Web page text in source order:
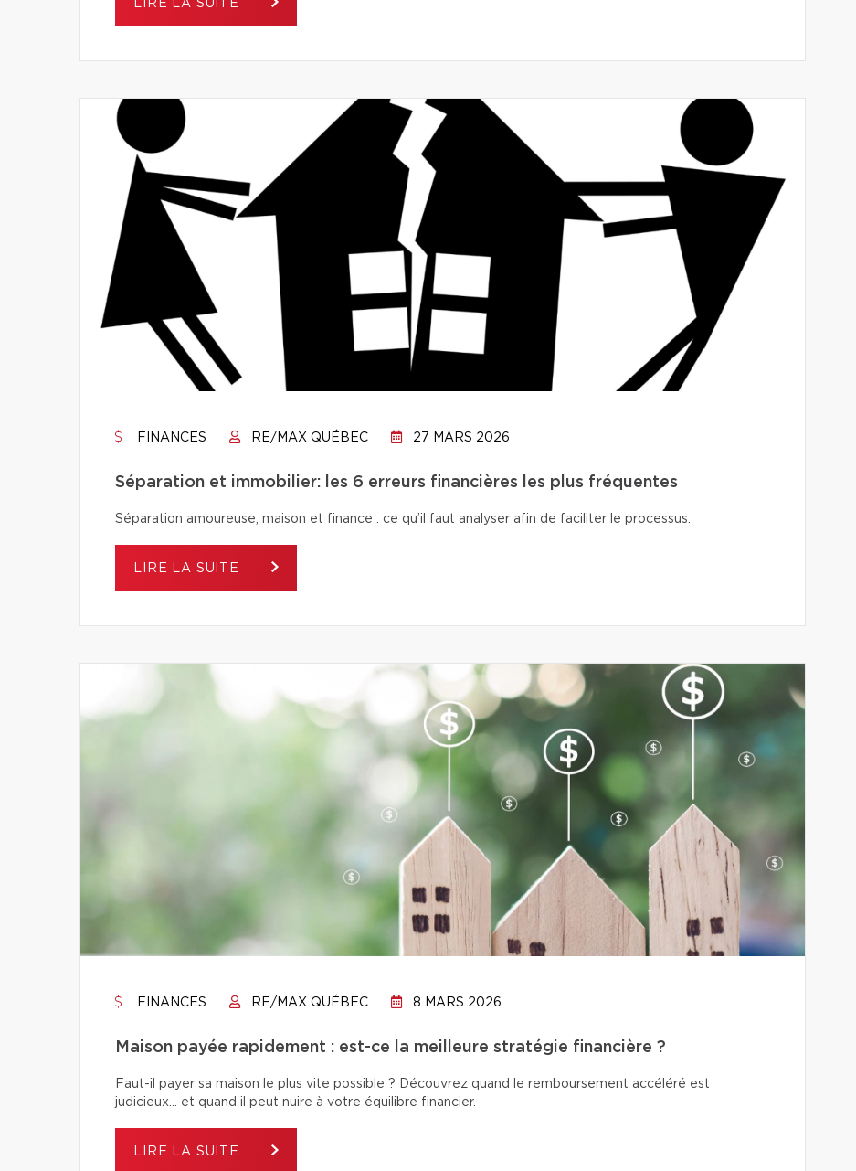
LIRE LA SUITE
FINANCES RE/MAX QUÉBEC 27 MARS 2026
Séparation et immobilier: les 6 erreurs financières les plus fréquentes
Séparation amoureuse, maison et finance : ce qu’il faut analyser afin de faciliter le processus.
LIRE LA SUITE
FINANCES RE/MAX QUÉBEC 8 MARS 2026
Maison payée rapidement : est-ce la meilleure stratégie financière ?
Faut-il payer sa maison le plus vite possible ? Découvrez quand le remboursement accéléré est
judicieux… et quand il peut nuire à votre équilibre financier.
LIRE LA SUITE